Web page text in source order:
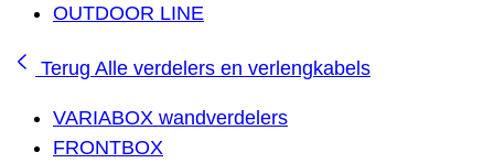
OUTDOOR LINE
Terug Alle verdelers en verlengkabels
VARIABOX wandverdelers
FRONTBOX